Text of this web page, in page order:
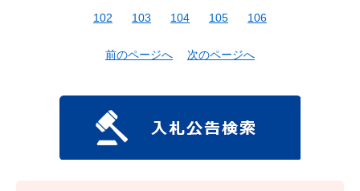
102
103 104 105 106
前のページへ 次のページへ